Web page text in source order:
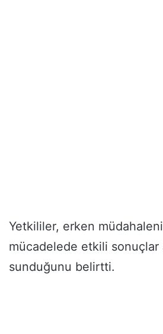
Yetkililer, erken
mücadelede etkili sonuçlar
sunduğunu belirtti.